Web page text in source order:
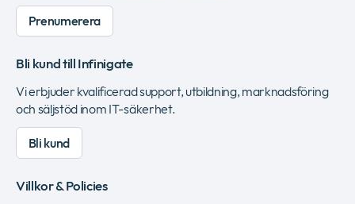
Prenumerera
Bli kund till Infinigate
Vi erbjuder kvalificerad support, utbildning, marknadsföring
och säljstöd inom IT-säkerhet.
Bli kund
Villkor & Policies